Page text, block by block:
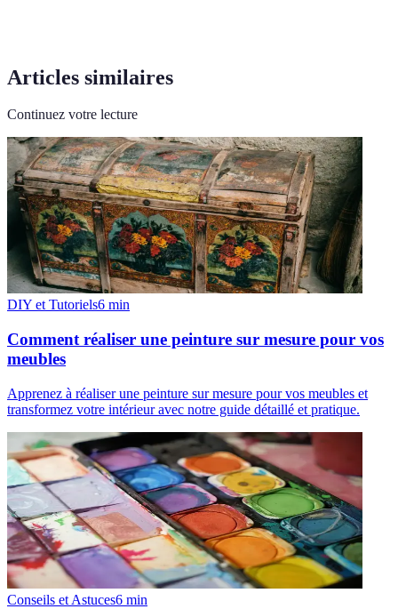
Articles similaires
Continuez votre lecture
DIY et Tutoriels6 min
Comment réaliser une peinture sur mesure pour vos
meubles
Apprenez à réaliser une peinture sur mesure pour vos meubles et
transformez votre intérieur avec notre guide détaillé et pratique.
Conseils et Astuces6 min